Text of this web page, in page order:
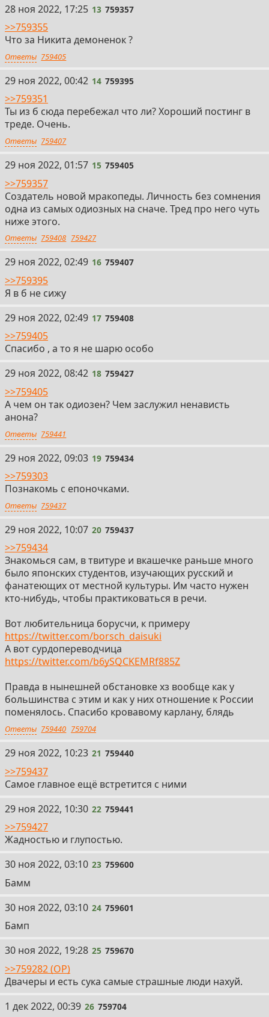
13
28 ноя 2022, 17:25 13 759357
>>759355
Что за Никита демоненок ?
Ответы 759405
14
29 ноя 2022, 00:42 14 759395
>>759351
Ты из б сюда перебежал что ли? Хороший постинг в
треде. Очень.
Ответы 759407
15
29 ноя 2022, 01:57 15 759405
>>759357
Создатель новой мракопеды. Личность без сомнения
одна из самых одиозных на сначе. Тред про него чуть
ниже этого.
Ответы 759408 759427
16
29 ноя 2022, 02:49 16 759407
>>759395
Я в б не сижу
17
29 ноя 2022, 02:49 17 759408
>>759405
Спасибо , а то я не шарю особо
18
29 ноя 2022, 08:42 18 759427
>>759405
А чем он так одиозен? Чем заслужил ненависть
анона?
Ответы 759441
19
29 ноя 2022, 09:03 19 759434
>>759303
Познакомь с епоночками.
Ответы 759437
20
29 ноя 2022, 10:07 20 759437
>>759434
Знакомься сам, в твитуре и вкашечке раньше много
было японских студентов, изучающих русский и
фанатеющих от местной культуры. Им часто нужен
кто-нибудь, чтобы практиковаться в речи.
Вот любительница борусчи, к примеру
https://twitter.com/borsch_daisuki
А вот сурдопереводчица
https://twitter.com/b6ySQCKEMRf885Z
Правда в нынешней обстановке хз вообще как у
большинства с этим и как у них отношение к России
поменялось. Спасибо кровавому карлану, блядь
Ответы 759440 759704
21
29 ноя 2022, 10:23 21 759440
>>759437
Самое главное ещё встретится с ними
22
29 ноя 2022, 10:30 22 759441
>>759427
Жадностью и глупостью.
23
30 ноя 2022, 03:10 23 759600
Бамм
24
30 ноя 2022, 03:10 24 759601
Бамп
25
30 ноя 2022, 19:28 25 759670
>>759282 (OP)
Двачеры и есть сука самые страшные люди нахуй.
26
1 дек 2022, 00:39 26 759704